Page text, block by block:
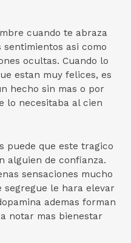
cuando te abraza
asi­ como
ocultas. Cuando lo
estan muy felices, es
hecho sin mas o por
lo necesitaba al cien
puede que este tragico
alguien de confianza.
sensaciones mucho
le hara elevar
ademas forman
notar mas bienestar